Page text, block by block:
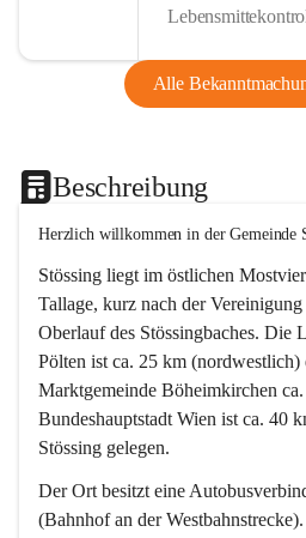
Alle
Beschreibung
Herzlich willkommen in der Gemeinde
Stössing liegt im östlichen
Tallage, kurz nach der
Oberlauf des Stössingbaches. Die
Pölten ist ca. 25 km (nordwestlich)
Marktgemeinde Böheimkirchen
Bundeshauptstadt Wien ist ca. 40
Stössing gelegen.
Der Ort besitzt eine
(Bahnhof an der Westbahnstrecke).